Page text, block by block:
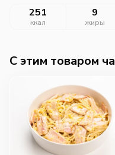
251
ккал
9
жиры
C этим товаром